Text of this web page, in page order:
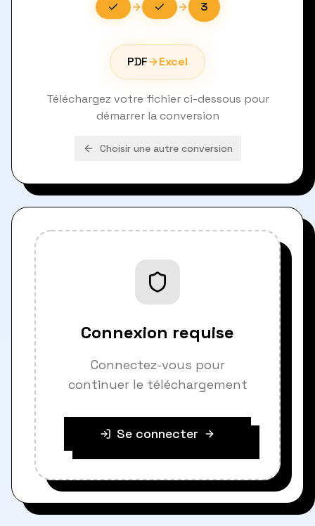
3
PDF Excel
Téléchargez votre fichier ci-dessous pour
démarrer la conversion
Choisir une autre conversion
Connexion requise
Connectez-vous pour
continuer le téléchargement
Se connecter